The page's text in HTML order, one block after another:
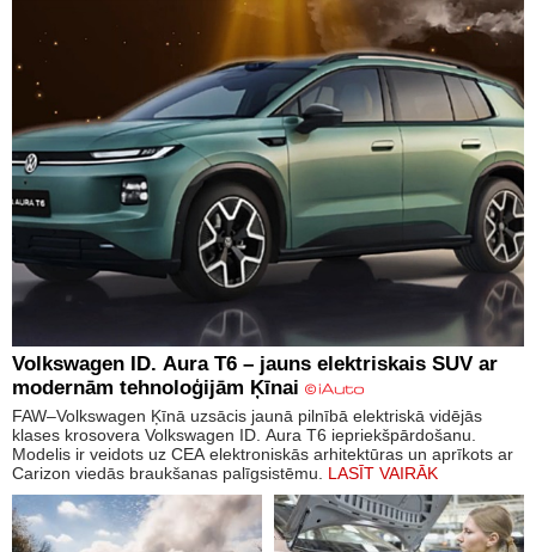
Volkswagen ID. Aura T6 – jauns elektriskais SUV ar
modernām tehnoloģijām Ķīnai
FAW–Volkswagen Ķīnā uzsācis jaunā pilnībā elektriskā vidējās
klases krosovera Volkswagen ID. Aura T6 iepriekšpārdošanu.
Modelis ir veidots uz CEA elektroniskās arhitektūras un aprīkots ar
Carizon viedās braukšanas palīgsistēmu. LASĪT VAIRĀK